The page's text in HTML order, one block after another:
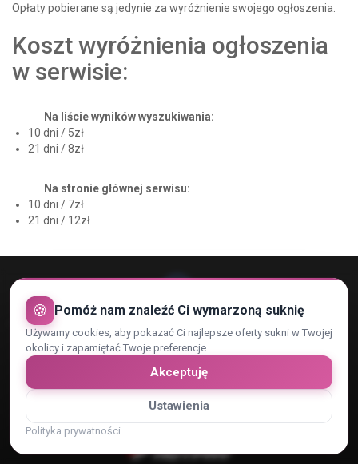
Opłaty pobierane są jedynie za wyróżnienie swojego ogłoszenia.
Koszt wyróżnienia ogłoszenia
w serwisie:
Na liście wyników wyszukiwania:
10 dni / 5zł
21 dni / 8zł
Na stronie głównej serwisu:
10 dni / 7zł
21 dni / 12zł
Rejestracja konta Regulamin
Polityka Prywatności i RODO
Zaufani Partnerzy
Reklama
Dopasowanie reklam
Płatności obsługiwane przez:
🍪 Pomóż nam znaleźć Ci wymarzoną suknię
Używamy cookies, aby pokazać Ci najlepsze oferty sukni w Twojej
okolicy i zapamiętać Twoje preferencje.
Ustawienia
Akceptuję
Polityka prywatności